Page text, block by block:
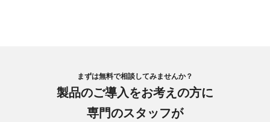
まずは無料で相談してみませんか？
製品のご導入をお考えの方に
専門のスタッフが